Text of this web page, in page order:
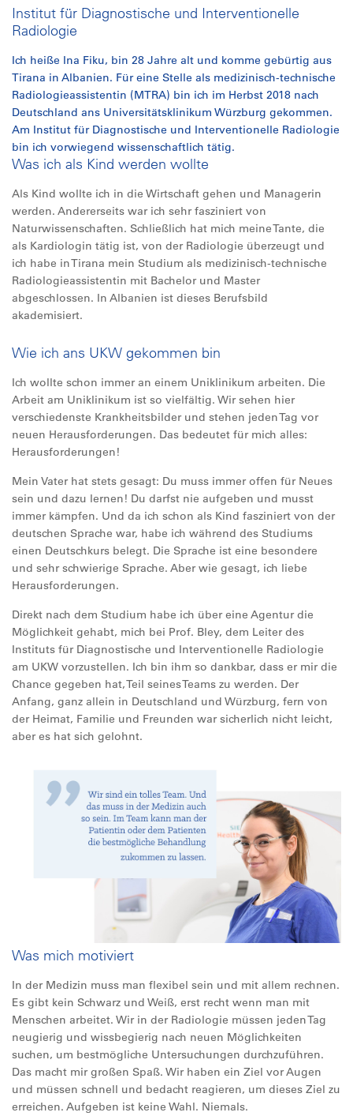
Institut für Diagnostische und Interventionelle
Radiologie
Ich heiße Ina Fiku, bin 28 Jahre alt und komme gebürtig aus
Tirana in Albanien. Für eine Stelle als medizinisch-technische
Radiologieassistentin (MTRA) bin ich im Herbst 2018 nach
Deutschland ans Universitätsklinikum Würzburg gekommen.
Am Institut für Diagnostische und Interventionelle Radiologie
bin ich vorwiegend wissenschaftlich tätig.
Was ich als Kind werden wollte
Als Kind wollte ich in die Wirtschaft gehen und Managerin
werden. Andererseits war ich sehr fasziniert von
Naturwissenschaften. Schließlich hat mich meine Tante, die
als Kardiologin tätig ist, von der Radiologie überzeugt und
ich habe in Tirana mein Studium als medizinisch-technische
Radiologieassistentin mit Bachelor und Master
abgeschlossen. In Albanien ist dieses Berufsbild
akademisiert.
Wie ich ans UKW gekommen bin
Ich wollte schon immer an einem Uniklinikum arbeiten. Die
Arbeit am Uniklinikum ist so vielfältig. Wir sehen hier
verschiedenste Krankheitsbilder und stehen jeden Tag vor
neuen Herausforderungen. Das bedeutet für mich alles:
Herausforderungen!
Mein Vater hat stets gesagt: Du muss immer offen für Neues
sein und dazu lernen! Du darfst nie aufgeben und musst
immer kämpfen. Und da ich schon als Kind fasziniert von der
deutschen Sprache war, habe ich während des Studiums
einen Deutschkurs belegt. Die Sprache ist eine besondere
und sehr schwierige Sprache. Aber wie gesagt, ich liebe
Herausforderungen.
Direkt nach dem Studium habe ich über eine Agentur die
Möglichkeit gehabt, mich bei Prof. Bley, dem Leiter des
Instituts für Diagnostische und Interventionelle Radiologie
am UKW vorzustellen. Ich bin ihm so dankbar, dass er mir die
Chance gegeben hat, Teil seines Teams zu werden. Der
Anfang, ganz allein in Deutschland und Würzburg, fern von
der Heimat, Familie und Freunden war sicherlich nicht leicht,
aber es hat sich gelohnt.
Was mich motiviert
In der Medizin muss man flexibel sein und mit allem rechnen.
Es gibt kein Schwarz und Weiß, erst recht wenn man mit
Menschen arbeitet. Wir in der Radiologie müssen jeden Tag
neugierig und wissbegierig nach neuen Möglichkeiten
suchen, um bestmögliche Untersuchungen durchzuführen.
Das macht mir großen Spaß. Wir haben ein Ziel vor Augen
und müssen schnell und bedacht reagieren, um dieses Ziel zu
erreichen. Aufgeben ist keine Wahl. Niemals.